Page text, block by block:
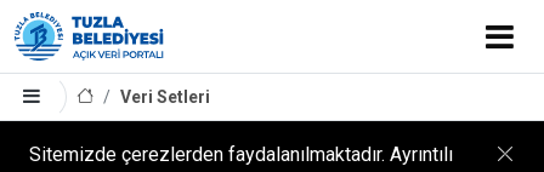
Veri Setleri
Sitemizde çerezlerden faydalanılmaktadır. Ayrıntılı